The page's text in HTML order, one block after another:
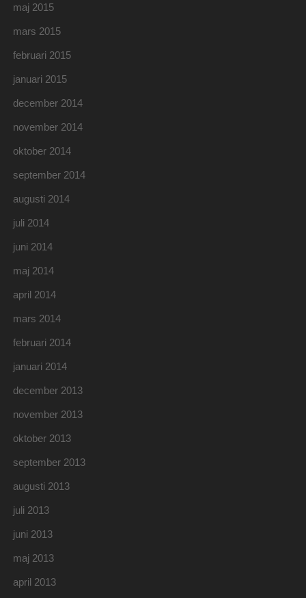
maj 2015
mars 2015
februari 2015
januari 2015
december 2014
november 2014
oktober 2014
september 2014
augusti 2014
juli 2014
juni 2014
maj 2014
april 2014
mars 2014
februari 2014
januari 2014
december 2013
november 2013
oktober 2013
september 2013
augusti 2013
juli 2013
juni 2013
maj 2013
april 2013